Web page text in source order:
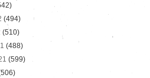
(494)
(510)
(488)
(599)